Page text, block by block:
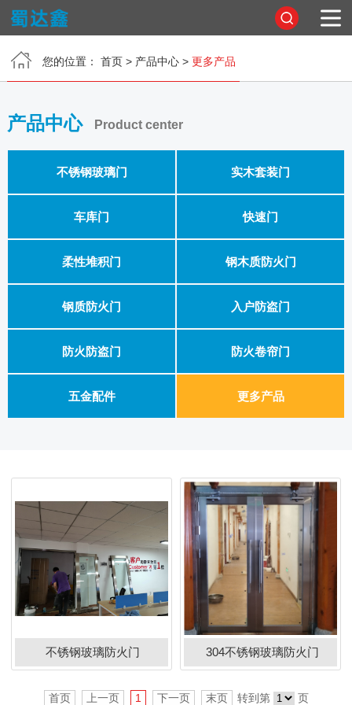
首页
关于我们
产品中心
公司相册
在线留言
联系我们
您的位置： 首页> 产品中心> 更多产品
产品中心 Product center
不锈钢玻璃门 实木套装门
车库门 快速门
柔性堆积门 钢木质防火门
钢质防火门 入户防盗门
防火防盗门 防火卷帘门
五金配件 更多产品
不锈钢玻璃防火门 304不锈钢玻璃防火门
首页 上一页 1 下一页 末页 转到第 页